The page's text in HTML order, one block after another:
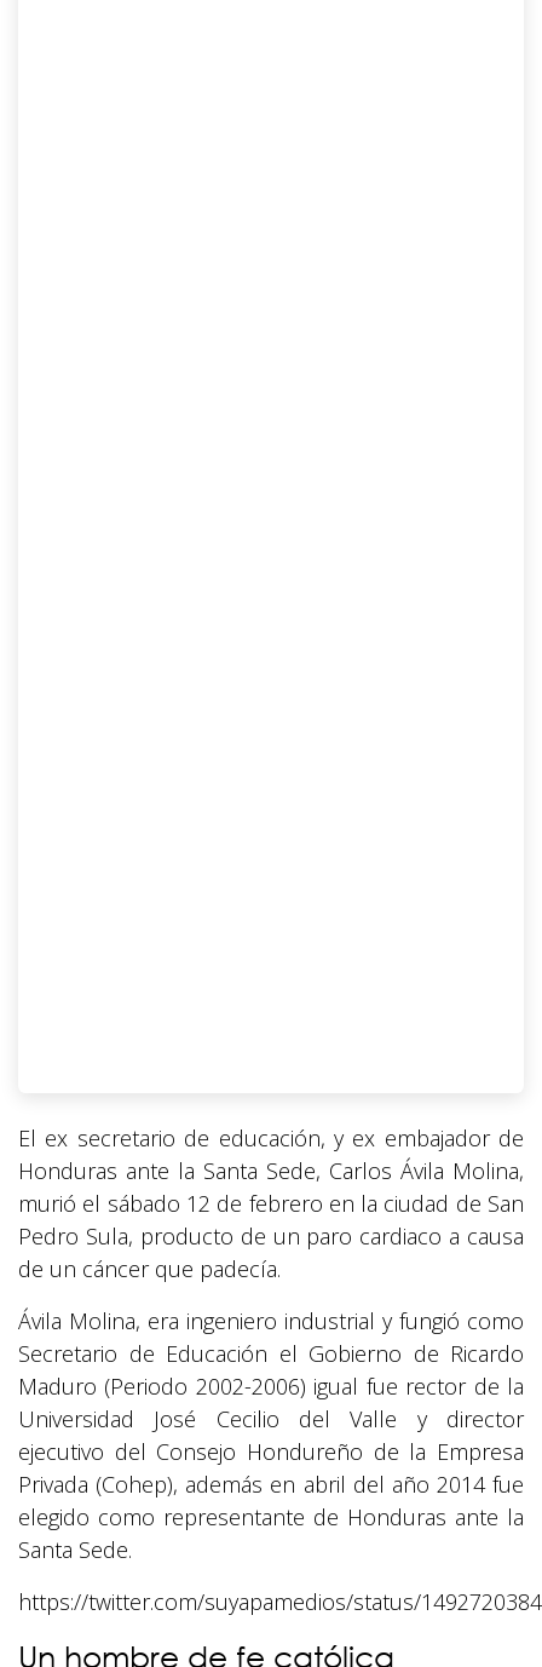
El ex secretario de educación, y ex embajador de
Honduras ante la Santa Sede, Carlos Ávila Molina,
murió el sábado 12 de febrero en la ciudad de San
Pedro Sula, producto de un paro cardiaco a causa
de un cáncer que padecía.
Ávila Molina, era ingeniero industrial y fungió como
Secretario de Educación el Gobierno de Ricardo
Maduro (Periodo 2002-2006) igual fue rector de la
Universidad José Cecilio del Valle y director
ejecutivo del Consejo Hondureño de la Empresa
Privada (Cohep), además en abril del año 2014 fue
elegido como representante de Honduras ante la
Santa Sede.
https://twitter.com/suyapamedios/status/
Un hombre de fe católica